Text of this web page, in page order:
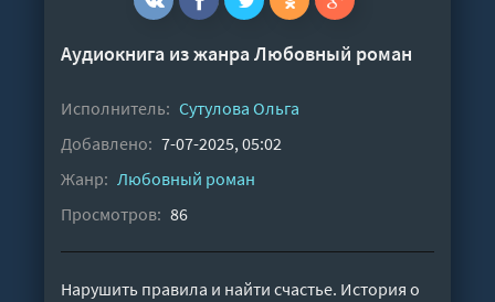
Аудиокнига из жанраЛюбовный роман
Исполнитель: Сутулова Ольга
Добавлено: 7-07-2025, 05:02
Жанр: Любовный роман
Просмотров: 86
Нарушить правила и найти счастье. История о